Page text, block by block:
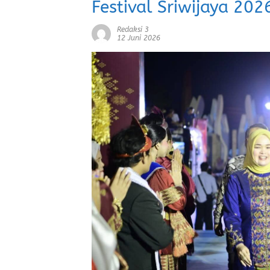
Festival Sriwijaya
Redaksi 3
12 Juni 2026